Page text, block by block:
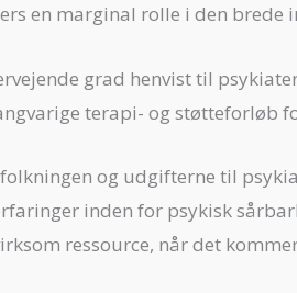
en marginal rolle i den brede
grad henvist til
terapi- og støtteforløb
og udgifterne til
inden for psykisk
ressource, når det